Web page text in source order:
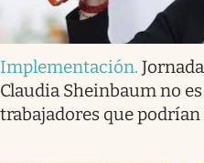
Implementación.
Claudia Sheinbaum no
trabajadores que